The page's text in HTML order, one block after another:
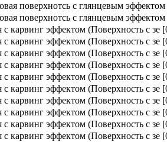
поверхнотсь с глянцевым эффектом
поверхнотсь с глянцевым эффектом
карвинг эффектом (Поверхность с зе
карвинг эффектом (Поверхность с зе
карвинг эффектом (Поверхность с зе
карвинг эффектом (Поверхность с зе
карвинг эффектом (Поверхность с зе
карвинг эффектом (Поверхность с зе
карвинг эффектом (Поверхность с зе
карвинг эффектом (Поверхность с зе
карвинг эффектом (Поверхность с зе
карвинг эффектом (Поверхность с зе